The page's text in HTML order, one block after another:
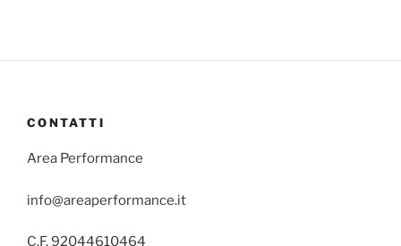
CONTATTI
Area Performance
info@areaperformance.it
C.F. 92044610464